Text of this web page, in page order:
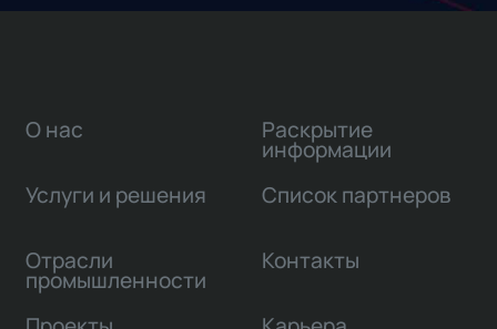
О нас
Услуги и решения
Отрасли
промышленности
Раскрытие
информации
Список партнеров
Контакты